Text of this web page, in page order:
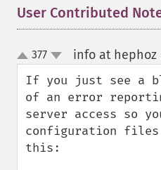
User Contributed
up
down
377 info at hephoz
If you just see a
of an error
server access so
configuration
this: